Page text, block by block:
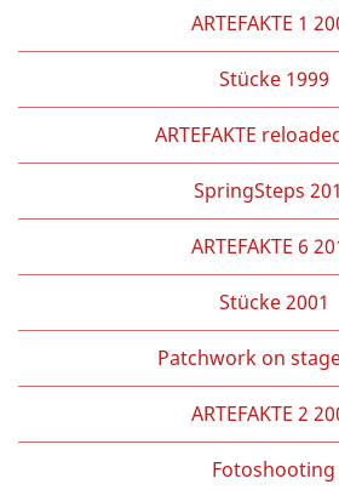
ARTEFAKTE 1
Stücke 1999
ARTEFAKTE
SpringSteps
ARTEFAKTE 6
Stücke 2001
Patchwork on
ARTEFAKTE 2
Fotoshooting